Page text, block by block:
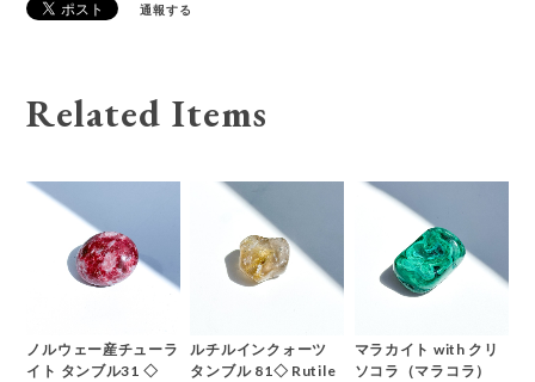
通報する
Related Items
ノルウェー産チューラ
イト タンブル31 ◇
ルチルインクォーツ
タンブル 81◇ Rutile
マラカイト with クリ
ソコラ（マラコラ）